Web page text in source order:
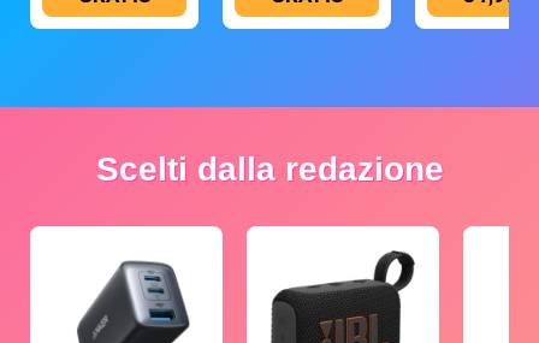
Scelti dalla redazione